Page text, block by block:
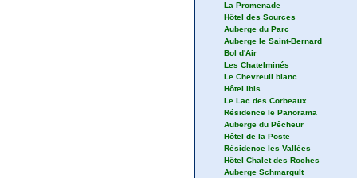
La Promenade
Hôtel des Sources
Auberge du Parc
Auberge le Saint-Bernard
Bol d'Air
Les Chatelminés
Le Chevreuil blanc
Hôtel Ibis
Le Lac des Corbeaux
Résidence le Panorama
Auberge du Pêcheur
Hôtel de la Poste
Résidence les Vallées
Hôtel Chalet des Roches
Auberge Schmargult